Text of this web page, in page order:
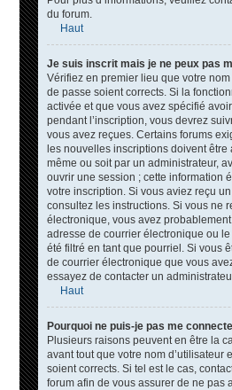
du forum.
Haut
Je suis inscrit mais je ne peux pas
Vérifiez en premier lieu que votre nom
de passe soient corrects. Si la
activée et que vous avez spécifié
pendant l’inscription, vous devrez
vous avez reçues. Certains forums
les nouvelles inscriptions doivent être
même ou soit par un administrateur,
ouvrir une session ; cette information
votre inscription. Si vous aviez reçu
consultez les instructions. Si vous ne
électronique, vous avez
adresse de courrier électronique ou
été filtré en tant que pourriel. Si vous
de courrier électronique que vous
essayez de contacter un
Haut
Pourquoi ne puis-je pas me
Plusieurs raisons peuvent en être la
avant tout que votre nom d’utilisateur
soient corrects. Si tel est le cas,
forum afin de vous assurer de ne pas